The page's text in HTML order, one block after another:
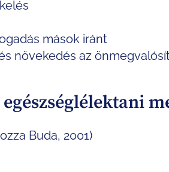
mások iránt
növekedés az
Buda, 2001)